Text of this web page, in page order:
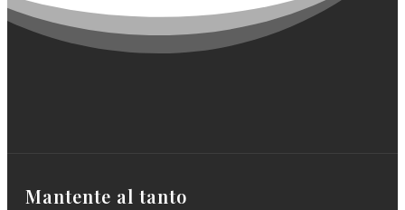
Mantente al tanto